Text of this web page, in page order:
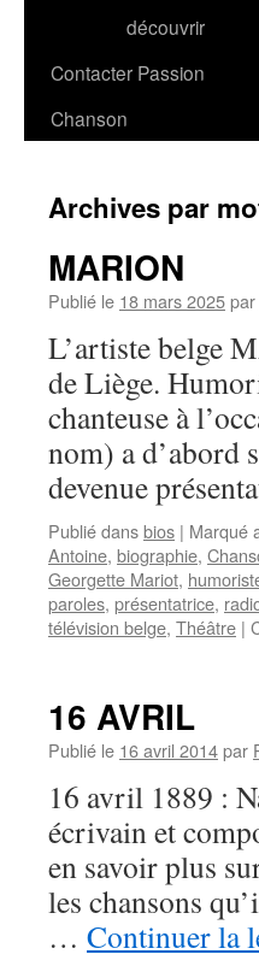
découvrir
Contacter Passion
Chanson
Archives par
MARION
Publié le 18 mars 2025par
L’artiste belge
de Liège.
chanteuse à
nom) a d’abord
devenue
Publié dansbios | Marqué
Antoine, biographie,
Georgette Mariot,
paroles, présentatrice,
télévision belge, Théâtre |
16 AVRIL
Publié le 16 avril 2014par
16 avril 1889 :
écrivain et
en savoir plus
les chansons
… Continuer la